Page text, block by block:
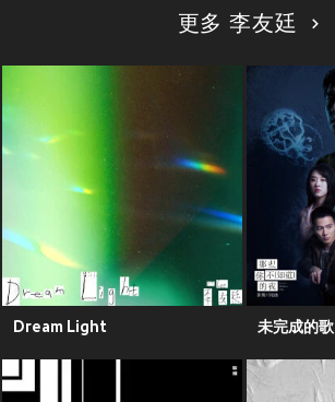
更多 李友廷
Dream Light 未完成的歌